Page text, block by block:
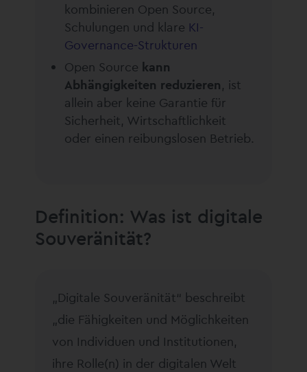
kombinieren Open Source,
Schulungen und klare KI-
Governance-Strukturen
Open Source kann
Abhängigkeiten reduzieren, ist
allein aber keine Garantie für
Sicherheit, Wirtschaftlichkeit
oder einen reibungslosen Betrieb.
Definition: Was ist digitale
Souveränität?
„Digitale Souveränität“ beschreibt
„die Fähigkeiten und Möglichkeiten
von Individuen und Institutionen,
ihre Rolle(n) in der digitalen Welt